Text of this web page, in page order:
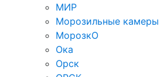
МИР
Морозильные камеры
МорозкО
Ока
Орск